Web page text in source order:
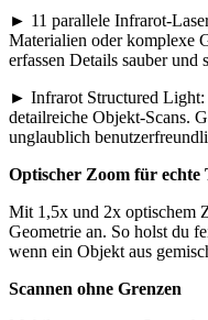
► 11 parallele Infrarot-
Materialien oder komplexe
erfassen Details sauber und
► Infrarot Structured Light:
detailreiche Objekt-Scans.
unglaublich
Optischer Zoom für echte
Mit 1,5x und 2x optischem
Geometrie an. So holst du
wenn ein Objekt aus
Scannen ohne Grenzen